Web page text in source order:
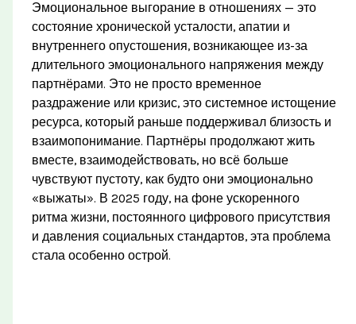
Эмоциональное выгорание в отношениях — это
состояние хронической усталости, апатии и
внутреннего опустошения, возникающее из-за
длительного эмоционального напряжения между
партнёрами. Это не просто временное
раздражение или кризис, это системное истощение
ресурса, который раньше поддерживал близость и
взаимопонимание. Партнёры продолжают жить
вместе, взаимодействовать, но всё больше
чувствуют пустоту, как будто они эмоционально
«выжаты». В 2025 году, на фоне ускоренного
ритма жизни, постоянного цифрового присутствия
и давления социальных стандартов, эта проблема
стала особенно острой.